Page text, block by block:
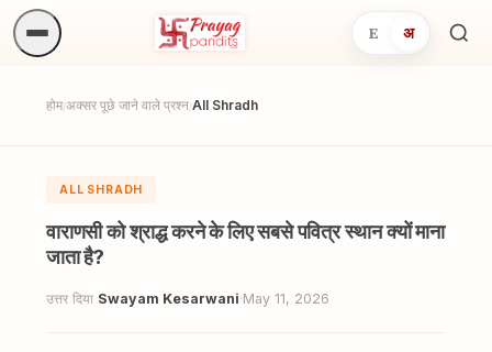
E अ
होम/अक्सर पूछे जाने वाले प्रश्न/All Shradh
ALL SHRADH
वाराणसी को श्राद्ध करने के लिए सबसे पवित्र स्थान क्यों माना
जाता है?
उत्तर दिया Swayam Kesarwani·May 11, 2026